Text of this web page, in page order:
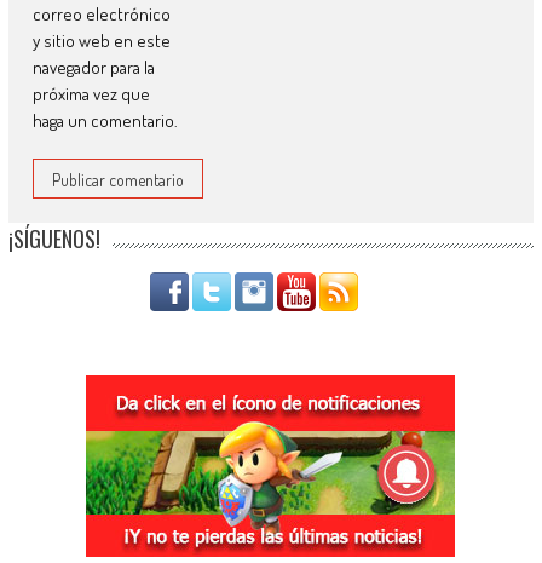
correo electrónico
y sitio web en este
navegador para la
próxima vez que
haga un comentario.
¡SÍGUENOS!